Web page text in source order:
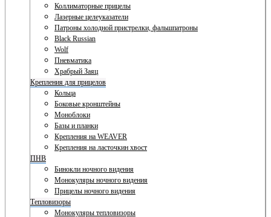
Коллиматорные прицелы
Лазерные целеуказатели
Патроны холодной пристрелки, фальшпатроны
Black Russian
Wolf
Пневматика
Храбрый Заяц
Крепления для прицелов
Кольца
Боковые кронштейны
Моноблоки
Базы и планки
Крепления на WEAVER
Крепления на ласточкин хвост
ПНВ
Бинокли ночного видения
Монокуляры ночного видения
Прицелы ночного видения
Тепловизоры
Монокуляры тепловизоры